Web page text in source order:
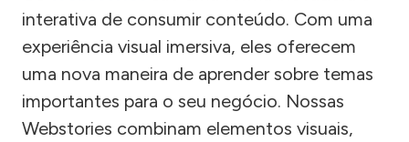
interativa de consumir conteúdo. Com uma
experiência visual imersiva, eles oferecem
uma nova maneira de aprender sobre temas
importantes para o seu negócio. Nossas
Webstories combinam elementos visuais,